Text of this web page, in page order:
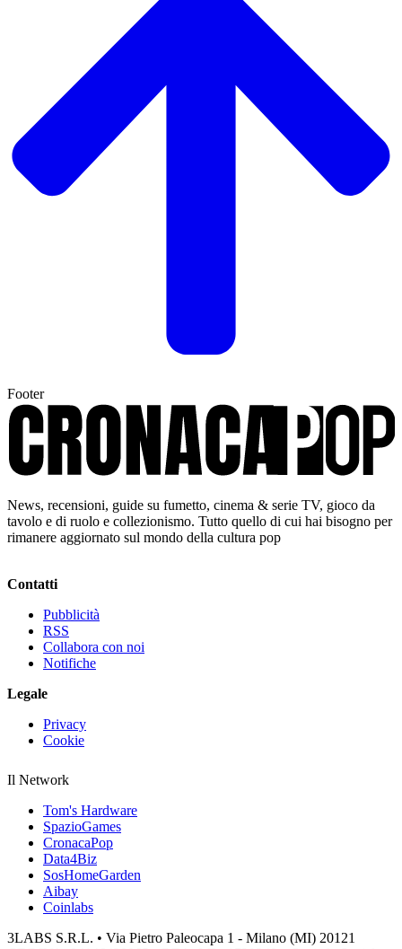
Footer
News, recensioni, guide su fumetto, cinema & serie TV, gioco da
tavolo e di ruolo e collezionismo. Tutto quello di cui hai bisogno per
rimanere aggiornato sul mondo della cultura pop
Contatti
Pubblicità
RSS
Collabora con noi
Notifiche
Legale
Privacy
Cookie
Il Network
Tom's Hardware
SpazioGames
CronacaPop
Data4Biz
SosHomeGarden
Aibay
Coinlabs
3LABS S.R.L. • Via Pietro Paleocapa 1 - Milano (MI) 20121